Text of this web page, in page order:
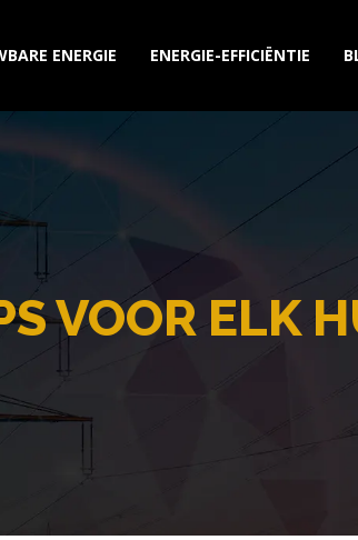
ENERGIE ENERGIE-EFFICIËNTIE
VOOR ELK